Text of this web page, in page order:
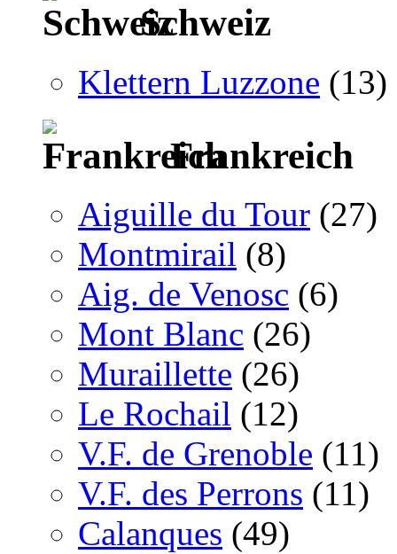
Schweiz
Klettern Luzzone (13)
Frankreich
Aiguille du Tour (27)
Montmirail (8)
Aig. de Venosc (6)
Mont Blanc (26)
Muraillette (26)
Le Rochail (12)
V.F. de Grenoble (11)
V.F. des Perrons (11)
Calanques (49)